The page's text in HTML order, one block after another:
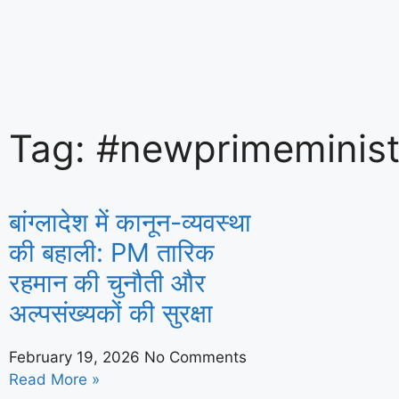
Tag:
बांग्लादेश में कानून-व्यवस्था
की बहाली: PM तारिक
रहमान की चुनौती और
अल्पसंख्यकों की सुरक्षा
February 19, 2026 No Comments
Read More »